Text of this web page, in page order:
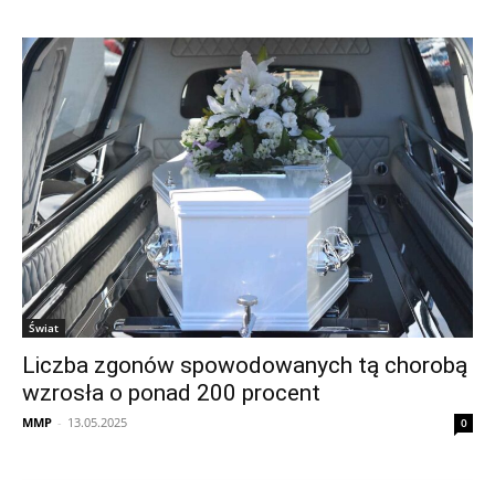
Świat
Liczba zgonów spowodowanych tą chorobą
wzrosła o ponad 200 procent
MMP - 13.05.2025 0